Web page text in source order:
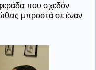
που σχεδόν
μπροστά σε έναν